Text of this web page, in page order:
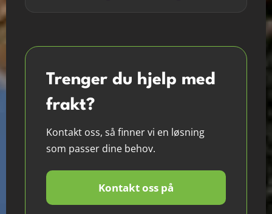
Trenger du hjelp med
frakt?
Kontakt oss, så finner vi en løsning
som passer dine behov.
Kontakt oss på